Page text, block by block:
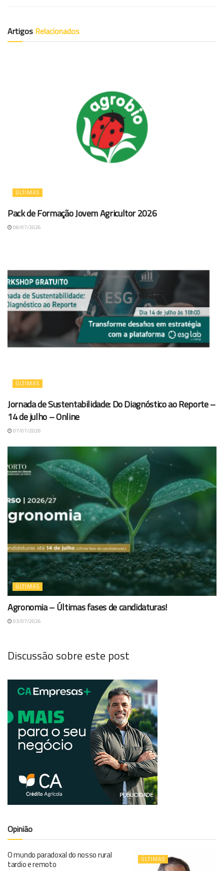
Artigos Relacionados
ÚLTIMAS
Pack de Formação Jovem Agricultor 2026
08/07/2026
ÚLTIMAS
Jornada de Sustentabilidade: Do Diagnóstico ao Reporte –
14 de julho – Online
07/07/2026
ÚLTIMAS
Agronomia – Últimas fases de candidaturas!
03/07/2026
Discussão sobre este post
Opinião
ÚLTIMAS
O mundo paradoxal do nosso rural
tardio e remoto